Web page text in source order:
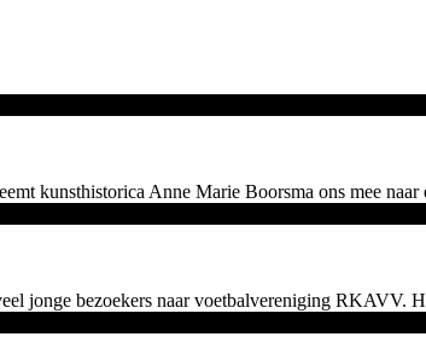
kunsthistorica Anne Marie Boorsma ons mee
jonge bezoekers naar voetbalvereniging RKAVV.